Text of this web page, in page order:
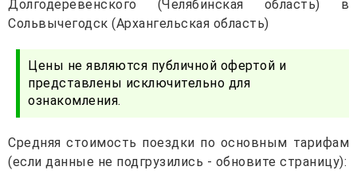
Долгодеревенского (Челябинская область) в
Сольвычегодск (Архангельская область)
Цены не являются публичной офертой и
представлены исключительно для
ознакомления.
Средняя стоимость поездки по основным тарифам
(если данные не подгрузились - обновите страницу):